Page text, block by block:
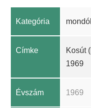
Kategória
Címke Kosút
1969
Évszám 1969